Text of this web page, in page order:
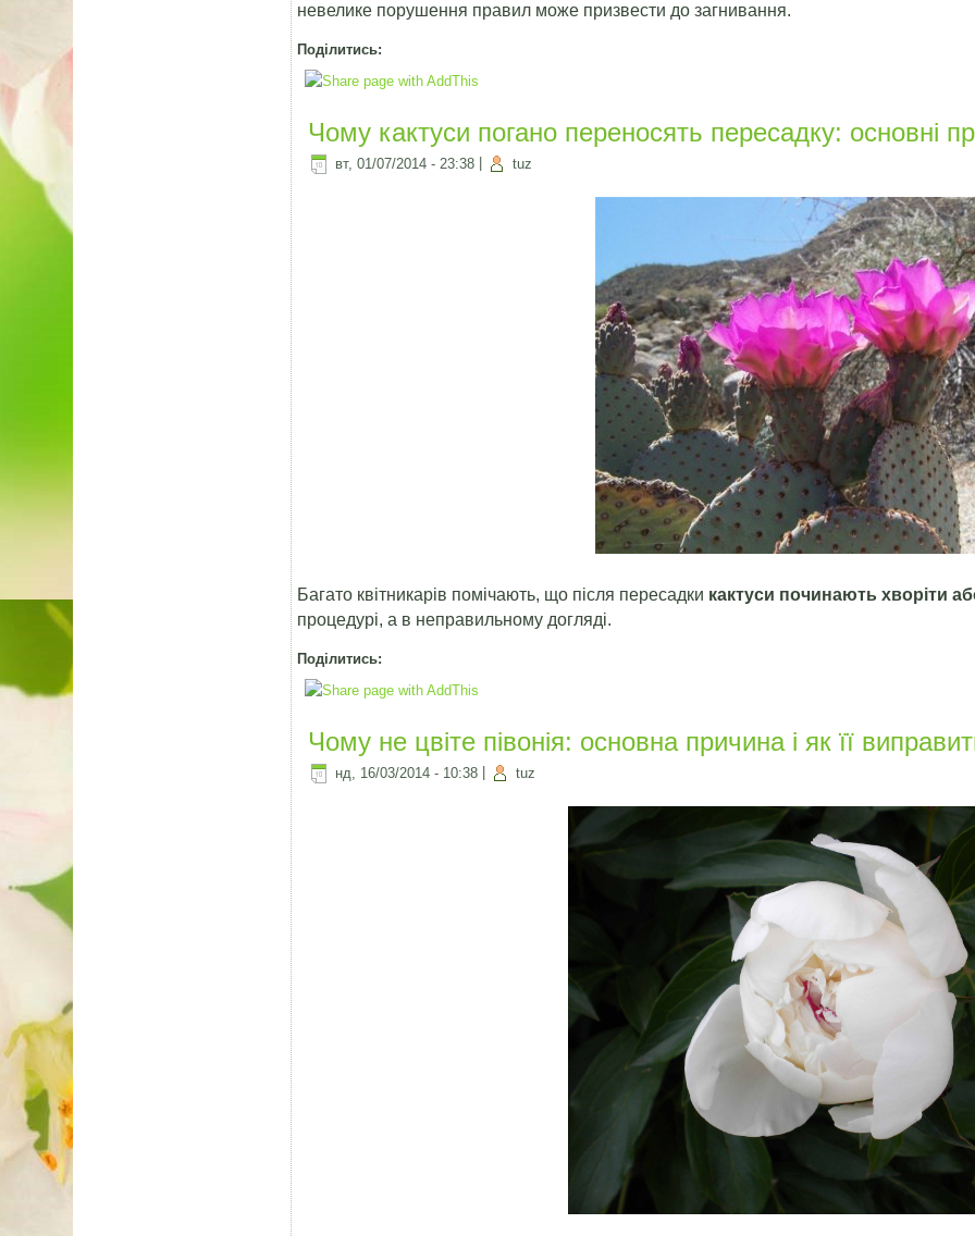
невелике порушення правил може призвести до загнивання.
Поділитись:
Чому кактуси погано переносять пересадку: основні
вт, 01/07/2014 - 23:38 tuz
Багато квітникарів помічають, що після пересадки кактуси починають хворіти
процедурі, а в неправильному догляді.
Поділитись:
Чому не цвіте півонія: основна причина і як її
нд, 16/03/2014 - 10:38 tuz